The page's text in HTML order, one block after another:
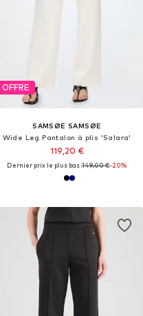
OFFRE
SAMSØE SAMSØE
Wide Leg Pantalon à plis 'Salara'
119,20 €
Dernier prix le plus bas :149,00 €-20%